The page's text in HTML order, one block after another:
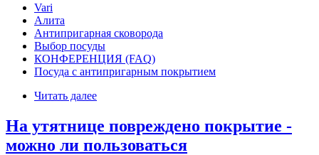
Vari
Алита
Антипригарная сковорода
Выбор посуды
КОНФЕРЕНЦИЯ (FAQ)
Посуда с антипригарным покрытием
Читать далее
На утятнице повреждено покрытие -
можно ли пользоваться